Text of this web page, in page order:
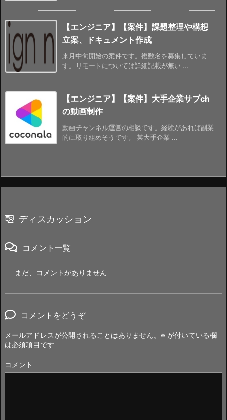
【エンジニア】【案件】課題整理や構想
立案、ドキュメント作成
来月中旬開始の案件です。複数名を募集していま
す。リモートについては詳細記載が無い ...
【エンジニア】【案件】大手企業サブch
の動画制作
動画チャンネル運営の相談です。経験があれば副業
的に取り組めそうです。 某大手企業 ...
ディスカッション
コメント一覧
まだ、コメントがありません
コメントをどうぞ
メールアドレスが公開されることはありません。 ※ が付いている欄
は必須項目です
コメント